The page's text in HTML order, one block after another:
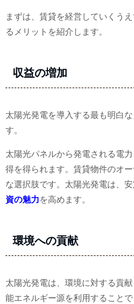
まずは、賃貸を経営していくう
るメリットを紹介します。
収益の増加
太陽光発電を導入する最も明白な
す。
太陽光パネルから発電される電
得を得られます。賃貸物件のオ
な選択肢です。太陽光発電は、安
資の魅力を高めます。
環境への貢献
太陽光発電は、環境に対する貢
能エネルギー源を利用することで